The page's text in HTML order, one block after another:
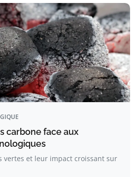
carbone face aux
vertes et leur impact croissant sur